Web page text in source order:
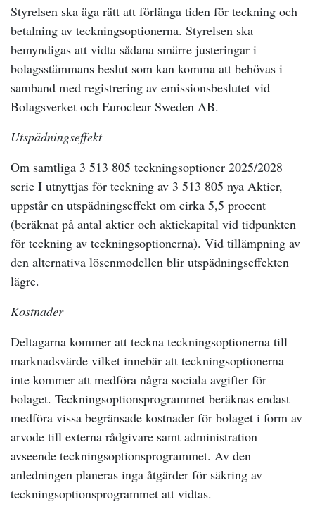
Styrelsen ska äga rätt att förlänga tiden för teckning och
betalning av teckningsoptionerna. Styrelsen ska
bemyndigas att vidta sådana smärre justeringar i
bolagsstämmans beslut som kan komma att behövas i
samband med registrering av emissionsbeslutet vid
Bolagsverket och Euroclear Sweden AB.
Utspädningseffekt
Om samtliga 3 513 805 teckningsoptioner 2025/2028
serie I utnyttjas för teckning av 3 513 805 nya Aktier,
uppstår en utspädningseffekt om cirka 5,5 procent
(beräknat på antal aktier och aktiekapital vid tidpunkten
för teckning av teckningsoptionerna). Vid tillämpning av
den alternativa lösenmodellen blir utspädningseffekten
lägre.
Kostnader
Deltagarna kommer att teckna teckningsoptionerna till
marknadsvärde vilket innebär att teckningsoptionerna
inte kommer att medföra några sociala avgifter för
bolaget. Teckningsoptionsprogrammet beräknas endast
medföra vissa begränsade kostnader för bolaget i form av
arvode till externa rådgivare samt administration
avseende teckningsoptionsprogrammet. Av den
anledningen planeras inga åtgärder för säkring av
teckningsoptionsprogrammet att vidtas.